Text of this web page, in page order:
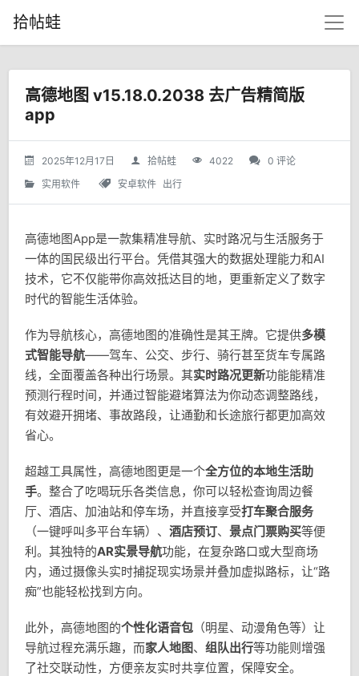
拾帖蛙
高德地图 v15.18.0.2038 去广告精简版
app
2025年12月17日 拾帖蛙 4022
0 评论
实用软件
安卓软件 出行
高德地图App是一款集精准导航、实时路况与生活服务于
一体的国民级出行平台。凭借其强大的数据处理能力和AI
技术，它不仅能带你高效抵达目的地，更重新定义了数字
时代的智能生活体验。
作为导航核心，高德地图的准确性是其王牌。它提供多模
式智能导航——驾车、公交、步行、骑行甚至货车专属路
线，全面覆盖各种出行场景。其实时路况更新功能能精准
预测行程时间，并通过智能避堵算法为你动态调整路线，
有效避开拥堵、事故路段，让通勤和长途旅行都更加高效
省心。
超越工具属性，高德地图更是一个全方位的本地生活助
手。整合了吃喝玩乐各类信息，你可以轻松查询周边餐
厅、酒店、加油站和停车场，并直接享受打车聚合服务
（一键呼叫多平台车辆）、 酒店预订、 景点门票购买等便
利。其独特的AR实景导航功能，在复杂路口或大型商场
内，通过摄像头实时捕捉现实场景并叠加虚拟路标，让“路
痴”也能轻松找到方向。
此外，高德地图的个性化语音包 （明星、动漫角色等）让
导航过程充满乐趣，而家人地图、 组队出行等功能则增强
了社交联动性，方便亲友实时共享位置，保障安全。